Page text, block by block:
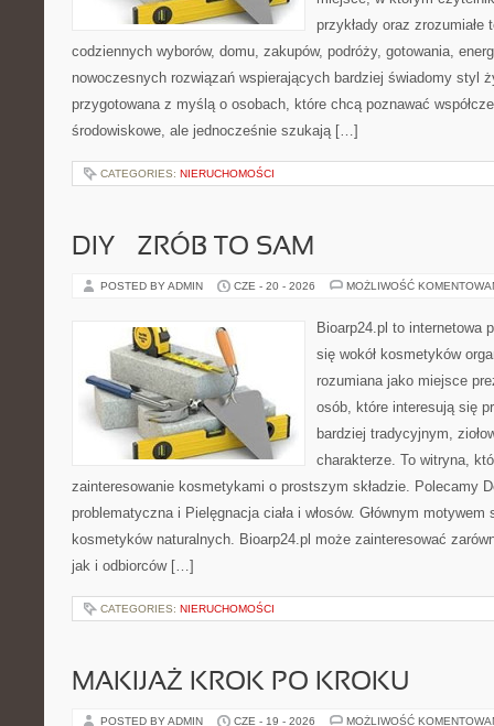
przykłady oraz
codziennych wyborów, domu, zakupów, podróży, gotowania,
nowoczesnych rozwiązań wspierających bardziej świadomy styl
przygotowana z myślą o osobach, które chcą poznawać
środowiskowe, ale jednocześnie szukają […]
CATEGORIES: NIERUCHOMOŚCI
DIY – ZRÓB TO SAM
POSTED BY ADMIN CZE - 20 - 2026 MOŻLIWOŚĆ
Bioarp24.pl to internetowa
się wokół kosmetyków
rozumiana jako miejsce
osób, które interesują się
bardziej tradycyjnym,
charakterze. To witryna,
zainteresowanie kosmetykami o prostszym składzie. Polecamy
problematyczna i Pielęgnacja ciała i włosów. Głównym
kosmetyków naturalnych. Bioarp24.pl może zainteresować
jak i odbiorców […]
CATEGORIES: NIERUCHOMOŚCI
MAKIJAŻ KROK PO KROKU
POSTED BY ADMIN CZE - 19 - 2026 MOŻLIWOŚĆ